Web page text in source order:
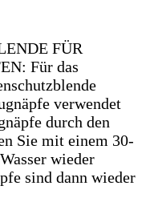
FÜR
Für das
verwendet
durch den
Sie mit einem 30-
wieder
sind dann wieder